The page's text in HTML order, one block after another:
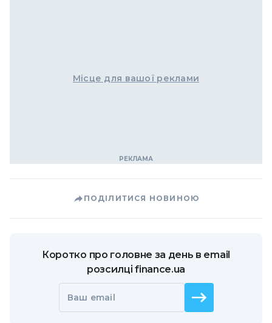
Місце для вашої реклами
ПОДІЛИТИСЯ НОВИНОЮ
Коротко про головне за день в email
розсилці finance.ua
Ваш email